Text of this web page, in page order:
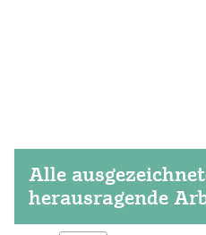
Alle
herausragende